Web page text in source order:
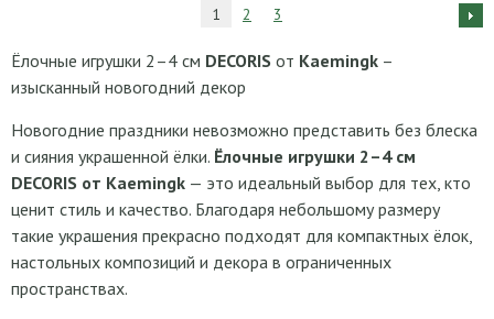
1 2 3
Ёлочные игрушки 2–4 см DECORIS от Kaemingk –
изысканный новогодний декор
Новогодние праздники невозможно представить без блеска
и сияния украшенной ёлки. Ёлочные игрушки 2–4 см
DECORIS от Kaemingk — это идеальный выбор для тех, кто
ценит стиль и качество. Благодаря небольшому размеру
такие украшения прекрасно подходят для компактных ёлок,
настольных композиций и декора в ограниченных
пространствах.